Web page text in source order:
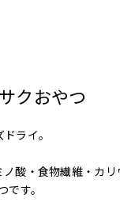
クおやつ
ライ。
酸・食物繊維・カ
す。